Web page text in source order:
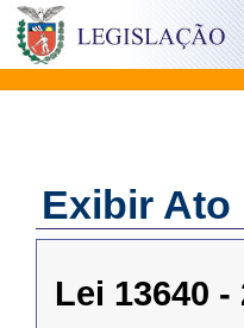
Exibir Ato
Lei 13640